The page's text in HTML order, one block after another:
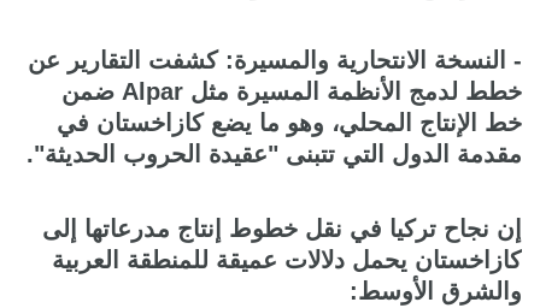
- النسخة الانتحارية والمسيرة: كشفت التقارير عن
خطط لدمج الأنظمة المسيرة مثل Alpar ضمن
خط الإنتاج المحلي، وهو ما يضع كازاخستان في
مقدمة الدول التي تتبنى "عقيدة الحروب الحديثة".
إن نجاح تركيا في نقل خطوط إنتاج مدرعاتها إلى
كازاخستان يحمل دلالات عميقة للمنطقة العربية
والشرق الأوسط: